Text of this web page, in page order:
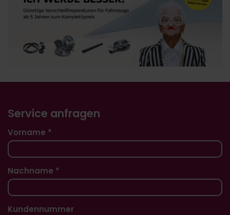
Service anfragen
Vorname *
Nachname *
Kundennummer